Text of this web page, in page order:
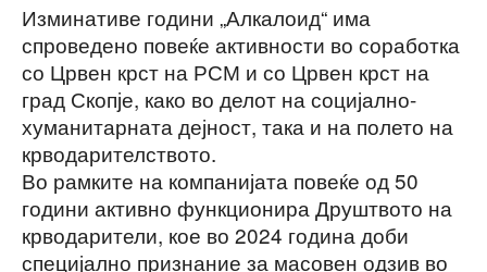
Изминативе години „Алкалоид“ има
спроведено повеќе активности во соработка
со Црвен крст на РСМ и со Црвен крст на
град Скопје, како во делот на социјално-
хуманитарната дејност, така и на полето на
крводарителството.
Во рамките на компанијата повеќе од 50
години активно функционира Друштвото на
крводарители, кое во 2024 година доби
специјално признание за масовен одзив во